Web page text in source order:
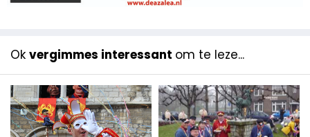
Ok vergimmes interessant om te leze...